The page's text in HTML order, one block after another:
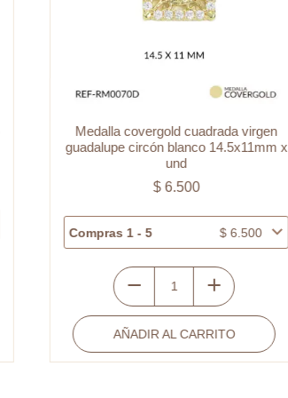
Medalla covergold cuadrada virgen
guadalupe circón blanco 14.5x11mm x
und
$6.500
Compras 1 - 5 $6.500
Medalla
covergold
cuadrada
virgen
AÑADIR AL CARRITO